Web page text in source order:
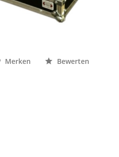
Merken Bewerten